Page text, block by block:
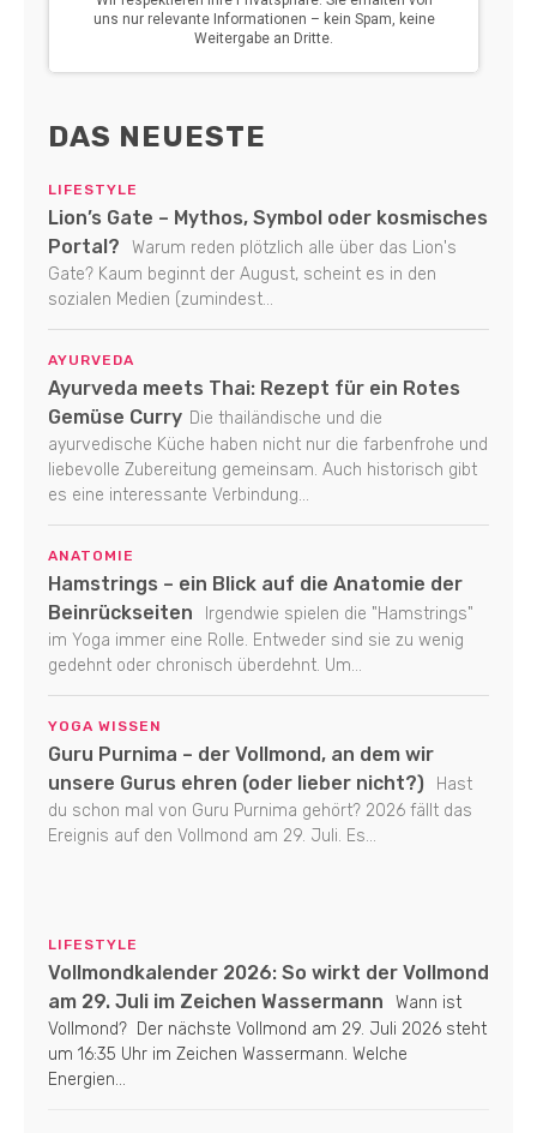
DAS NEUESTE
LIFESTYLE
Lion’s Gate – Mythos, Symbol oder kosmisches
Portal?
Warum reden plötzlich alle über das Lion's
Gate? Kaum beginnt der August, scheint es in den
sozialen Medien (zumindest...
AYURVEDA
Ayurveda meets Thai: Rezept für ein Rotes
Gemüse Curry Die thailändische und die
ayurvedische Küche haben nicht nur die farbenfrohe und
liebevolle Zubereitung gemeinsam. Auch historisch gibt
es eine interessante Verbindung...
ANATOMIE
Hamstrings – ein Blick auf die Anatomie der
Beinrückseiten
Irgendwie spielen die "Hamstrings"
im Yoga immer eine Rolle. Entweder sind sie zu wenig
gedehnt oder chronisch überdehnt. Um...
YOGA WISSEN
Guru Purnima – der Vollmond, an dem wir
unsere Gurus ehren (oder lieber nicht?)
Hast
du schon mal von Guru Purnima gehört? 2026 fällt das
Ereignis auf den Vollmond am 29. Juli. Es...
LIFESTYLE
Vollmondkalender 2026: So wirkt der Vollmond
am 29. Juli im Zeichen Wassermann
Wann ist
Vollmond? Der nächste Vollmond am 29. Juli 2026 steht
um 16:35 Uhr im Zeichen Wassermann. Welche
Energien...